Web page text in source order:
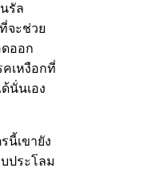
รัล
จะช่วย
ออก
เหงือกที่
นั่นเอง
นี้เขายัง
ประโลม